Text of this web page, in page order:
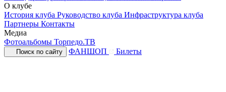
О клубе
История клуба Руководство клуба Инфраструктура клуба
Партнеры Контакты
Медиа
Фотоальбомы Торпедо.ТВ
Поиск по сайту ФАНШОП Билеты